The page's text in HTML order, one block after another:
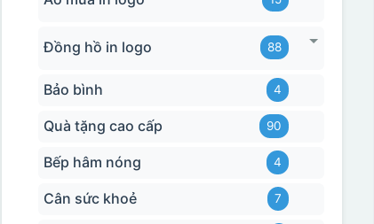
Đồng hồ in logo 88
Bảo bình 4
Quà tặng cao cấp 90
Bếp hâm nóng 4
Cân sức khoẻ 7